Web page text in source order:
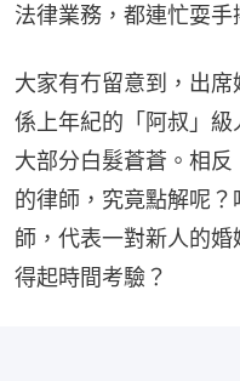
法律業務，都連忙耍手
大家有冇留意到，出
係上年紀的「阿叔」
大部分白髮蒼蒼。相
的律師，究竟點解呢
師，代表一對新人的
得起時間考驗？